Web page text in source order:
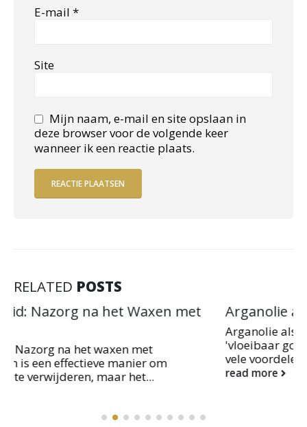
E-mail *
Site
Mijn naam, e-mail en site opslaan in
deze browser voor de volgende keer
wanneer ik een reactie plaats.
RELATED POSTS
Arganolie als Draagolie
Arganolie als Draagolie Arganolie, ook bekend als
'vloeibaar goud', staat niet alleen bekend om zijn
vele voordelen voor haar en huid,...
read more